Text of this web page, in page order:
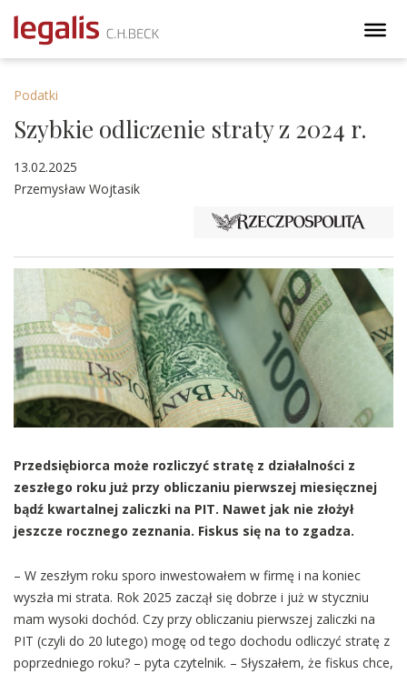
Podatki
Szybkie odliczenie straty z 2024 r.
13.02.2025
Przemysław Wojtasik
Przedsiębiorca może rozliczyć stratę z działalności z
zeszłego roku już przy obliczaniu pierwszej miesięcznej
bądź kwartalnej zaliczki na PIT. Nawet jak nie złożył
jeszcze rocznego zeznania. Fiskus się na to zgadza.
– W zeszłym roku sporo inwestowałem w firmę i na koniec
wyszła mi strata. Rok 2025 zaczął się dobrze i już w styczniu
mam wysoki dochód. Czy przy obliczaniu pierwszej zaliczki na
PIT (czyli do 20 lutego) mogę od tego dochodu odliczyć stratę z
poprzedniego roku? – pyta czytelnik. – Słyszałem, że fiskus chce,